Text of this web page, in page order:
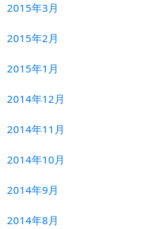
2015年3月
2015年2月
2015年1月
2014年12月
2014年11月
2014年10月
2014年9月
2014年8月